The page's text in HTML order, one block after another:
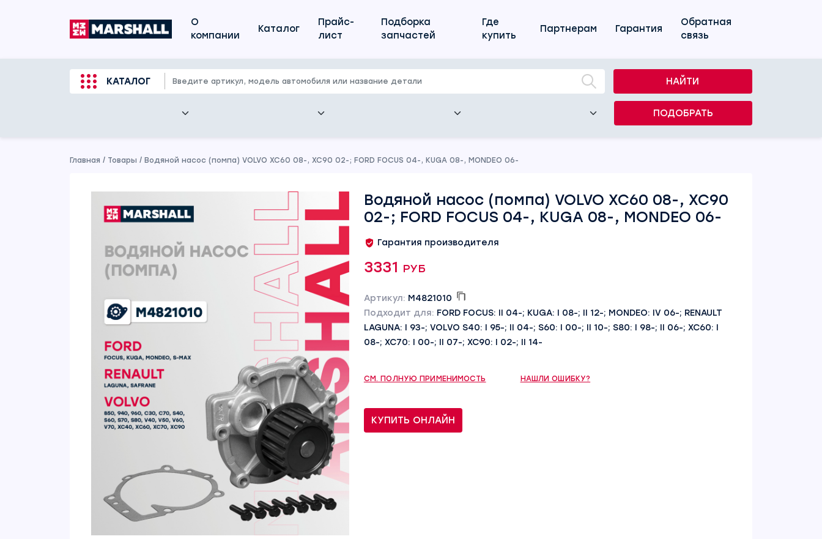
О
компании
Каталог
Прайс-
лист
Подборка
запчастей
Где
купить
Партнерам Гарантия
Обратная
связь
КАТАЛОГ НАЙТИ
ПОДОБРАТЬ
Главная / Товары / Водяной насос (помпа) VOLVO XC60 08-, XC90 02-; FORD FOCUS 04-, KUGA 08-, MONDEO 06-
Водяной насос (помпа) VOLVO XC60 08-, XC90
02-; FORD FOCUS 04-, KUGA 08-, MONDEO 06-
Гарантия производителя
3331 руб
Артикул: M4821010
Подходит для: FORD FOCUS: II 04-; KUGA: I 08-; II 12-; MONDEO: IV 06-; RENAULT
LAGUNA: I 93-; VOLVO S40: I 95-; II 04-; S60: I 00-; II 10-; S80: I 98-; II 06-; XC60: I
08-; XC70: I 00-; II 07-; XC90: I 02-; II 14-
СМ. ПОЛНУЮ ПРИМЕНИМОСТЬ НАШЛИ ОШИБКУ?
КУПИТЬ ОНЛАЙН